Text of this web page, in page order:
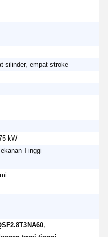
silinder, empat stroke
kW
Tinggi